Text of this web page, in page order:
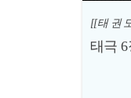
[[태 권
태극